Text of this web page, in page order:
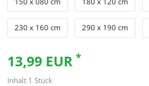
230 x 160 cm 290 x 190 cm
13,99 EUR *
Inhalt 1 Stück